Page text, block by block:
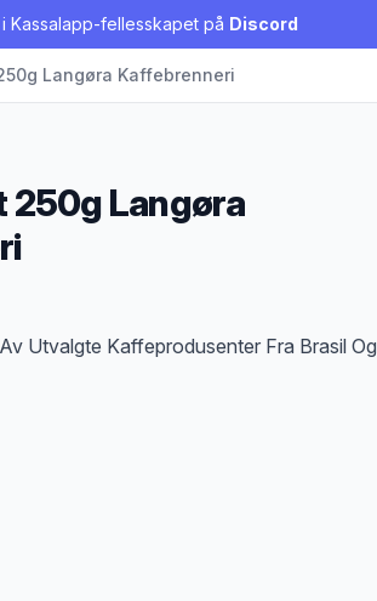
Kassalapp-fellesskapet på Discord
Langøra Kaffebrenneri
250g Langøra
Utvalgte Kaffeprodusenter Fra Brasil Og